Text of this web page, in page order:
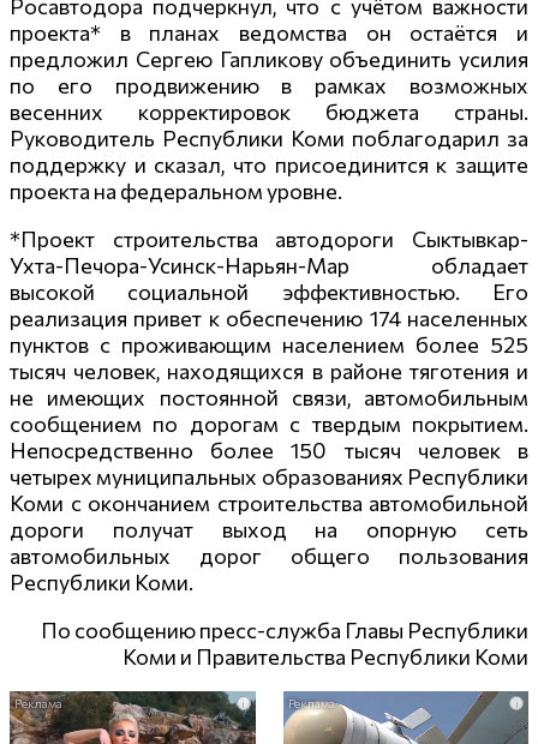
Росавтодора подчеркнул, что с учётом важности
проекта* в планах ведомства он остаётся и
предложил Сергею Гапликову объединить усилия
по его продвижению в рамках возможных
весенних корректировок бюджета страны.
Руководитель Республики Коми поблагодарил за
поддержку и сказал, что присоединится к защите
проекта на федеральном уровне.
*Проект строительства автодороги Сыктывкар-
Ухта-Печора-Усинск-Нарьян-Мар обладает
высокой социальной эффективностью. Его
реализация привет к обеспечению 174 населенных
пунктов с проживающим населением более 525
тысяч человек, находящихся в районе тяготения и
не имеющих постоянной связи, автомобильным
сообщением по дорогам с твердым покрытием.
Непосредственно более 150 тысяч человек в
четырех муниципальных образованиях Республики
Коми с окончанием строительства автомобильной
дороги получат выход на опорную сеть
автомобильных дорог общего пользования
Республики Коми.
По сообщению пресс-служба Главы Республики
Коми и Правительства Республики Коми
i i